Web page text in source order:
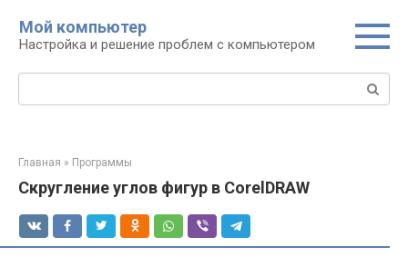
контенту
Мой компьютер
Настройка и решение проблем с компьютером
Поиск:
Главная » Программы
Скругление углов фигур в CorelDRAW